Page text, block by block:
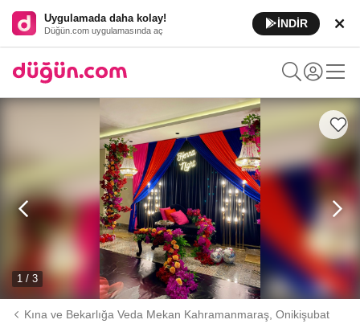
Uygulamada daha kolay!
Düğün.com uygulamasında aç
İNDİR
1 / 3
Kına ve Bekarlığa Veda Mekan Kahramanmaraş,Onikişubat